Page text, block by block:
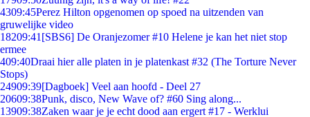
4309:45Perez Hilton opgenomen op spoed na uitzenden van
gruwelijke video
18209:41 [SBS6] De Oranjezomer #10 Helene je kan het niet stop
ermee
409:40Draai hier alle platen in je platenkast #32 (The Torture Never
Stops)
24909:39[Dagboek] Veel aan hoofd - Deel 27
20609:38Punk, disco, New Wave of? #60 Sing along...
13909:38Zaken waar je je echt dood aan ergert #17 - Werklui